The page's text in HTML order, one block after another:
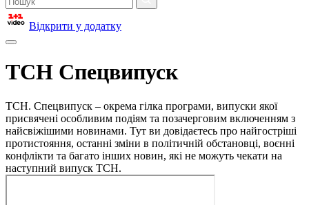
Відкрити у додатку
ТСН Спецвипуск
ТСН. Спецвипуск – окрема гілка програми, випуски якої
присвячені особливим подіям та позачерговим включенням з
найсвіжішими новинами. Тут ви довідаєтесь про найгостріші
протистояння, останні зміни в політичній обстановці, воєнні
конфлікти та багато інших новин, які не можуть чекати на
наступний випуск ТСН.